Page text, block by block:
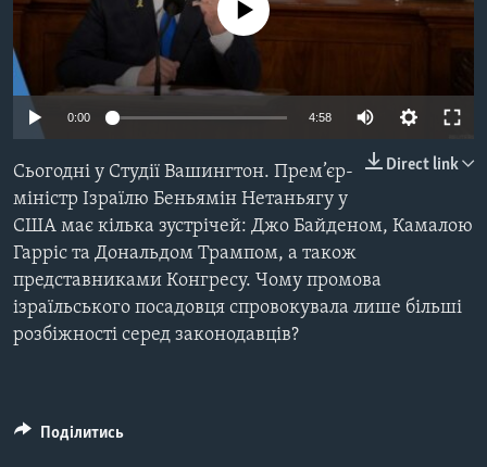
ІСТОРІЇ УСПІХУ УКРАЇНЦІВ
ЧАС-TIME
БРИФІНГ ГОЛОСУ АМЕРИКИ
ВІКНО В АМЕРИКУ
ПОГЛЯД З ВАШИНГТОНА
ENGLISH
Learning English
МИ В СОЦМЕРЕЖАХ
Мови
No media source currently available
0:00 4:58
Direct link
Сьогодні у Студії Вашингтон. Прем’єр-
міністр Ізраїлю Беньямін Нетаньягу у
США має кілька зустрічей: Джо Байденом, Камалою
Гарріс та Дональдом Трампом, а також
представниками Конгресу. Чому промова
ізраїльського посадовця спровокувала лише більші
розбіжності серед законодавців?
Поділитись